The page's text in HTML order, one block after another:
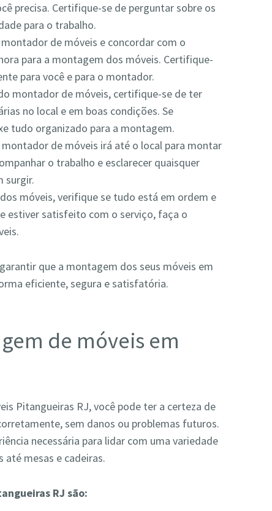
precisa. Certifique-se de perguntar sobre os
para o trabalho.
montador de móveis e concordar com o
para a montagem dos móveis. Certifique-
para você e para o montador.
montador de móveis, certifique-se de ter
no local e em boas condições. Se
tudo organizado para a montagem.
de móveis irá até o local para montar
o trabalho e esclarecer quaisquer
surgir.
móveis, verifique se tudo está em ordem e
estiver satisfeito com o serviço, faça o
que a montagem dos seus móveis em
eficiente, segura e satisfatória.
de móveis em
Pitangueiras RJ, você pode ter a certeza de
sem danos ou problemas futuros.
necessária para lidar com uma variedade
até mesas e cadeiras.
RJ são: